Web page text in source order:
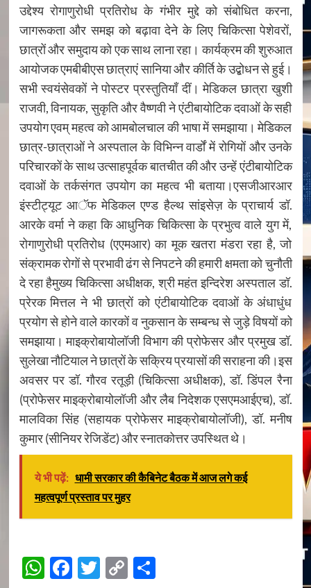
उद्देश्य रोगाणुरोधी प्रतिरोध के गंभीर मुद्दे को संबोधित करना,
जागरूकता और समझ को बढ़ावा देने के लिए चिकित्सा पेशेवरों,
छात्रों और समुदाय को एक साथ लाना रहा। कार्यक्रम की शुरुआत
आयोजक एमबीबीएस छात्राएं सानिया और कीर्ति के उद्बोधन से हुई।
सभी स्वयंसेवकों ने पोस्टर प्रस्तुतियाँ दीं। मेडिकल छात्रा खुशी
राजवी, विनायक, सुकृति और वैष्णवी ने एंटीबायोटिक दवाओं के सही
उपयोग एवम् महत्व को आमबोलचाल की भाषा में समझाया। मेडिकल
छात्र-छात्राओं ने अस्पताल के विभिन्न वार्डों में रोगियों और उनके
परिचारकों के साथ उत्साहपूर्वक बातचीत की और उन्हें एंटीबायोटिक
दवाओं के तर्कसंगत उपयोग का महत्व भी बताया।एसजीआरआर
इंस्टीट्यूट आॅफ मेडिकल एण्ड हैल्थ सांइसेज़ के प्राचार्य डॉ.
आरके वर्मा ने कहा कि आधुनिक चिकित्सा के प्रभुत्व वाले युग में,
रोगाणुरोधी प्रतिरोध (एएमआर) का मूक खतरा मंडरा रहा है, जो
संक्रामक रोगों से प्रभावी ढंग से निपटने की हमारी क्षमता को चुनौती
दे रहा हैमुख्य चिकित्सा अधीक्षक, श्री महंत इन्दिरेश अस्पताल डॉ.
प्रेरक मित्तल ने भी छात्रों को एंटीबायोटिक दवाओं के अंधाधुंध
प्रयोग से होने वाले कारकों व नुकसान के सम्बन्ध से जुड़े विषयों को
समझाया। माइक्रोबायोलॉजी विभाग की प्रोफेसर और प्रमुख डॉ.
सुलेखा नौटियाल ने छात्रों के सक्रिय प्रयासों की सराहना की।इस
अवसर पर डॉ. गौरव रतूड़ी (चिकित्सा अधीक्षक), डॉ. डिंपल रैना
(प्रोफेसर माइक्रोबायोलॉजी और लैब निदेशक एसएमआईएच), डॉ.
मालविका सिंह (सहायक प्रोफेसर माइक्रोबायोलॉजी), डॉ. मनीष
कुमार (सीनियर रेजिडेंट) और स्नातकोत्तर उपस्थित थे।
ये भी पढ़ें: धामी सरकार की कैबिनेट बैठक में आज लगे कई
महत्वपूर्ण प्रस्ताव पर मुहर
Continue
Reading
WhatsApp
Facebook
Twitter
CopyShare